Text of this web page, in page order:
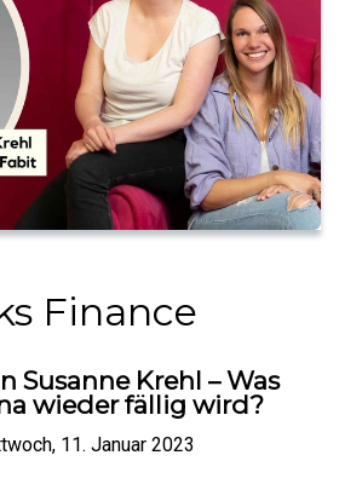
Finance
Susanne Krehl – Was
wieder fällig wird?
11. Januar 2023